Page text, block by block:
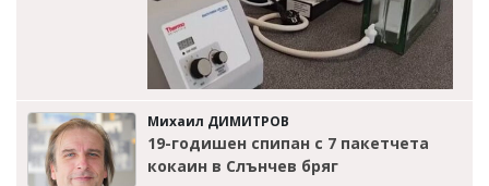
Михаил ДИМИТРОВ
19-годишен спипан с 7 пакетчета
кокаин в Слънчев бряг